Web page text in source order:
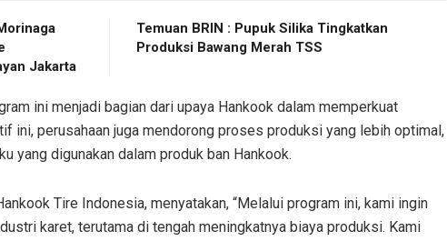
Jakarta
Temuan BRIN : Pupuk Silika Tingkatkan
Produksi Bawang Merah TSS
ini menjadi bagian dari upaya Hankook dalam memperkuat
ini, perusahaan juga mendorong proses produksi yang lebih optimal,
yang digunakan dalam produk ban Hankook.
Tire Indonesia, menyatakan, “Melalui program ini, kami ingin
karet, terutama di tengah meningkatnya biaya produksi. Kami